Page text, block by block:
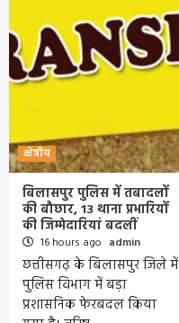
क्षेत्रीय
बिलासपुर पुलिस में तबादलों
की बौछार, 13 थाना प्रभारियों
की जिम्मेदारियां बदलीं
16 hours ago admin
छत्तीसगढ़ के बिलासपुर जिले में
पुलिस विभाग में बड़ा
प्रशासनिक फेरबदल किया